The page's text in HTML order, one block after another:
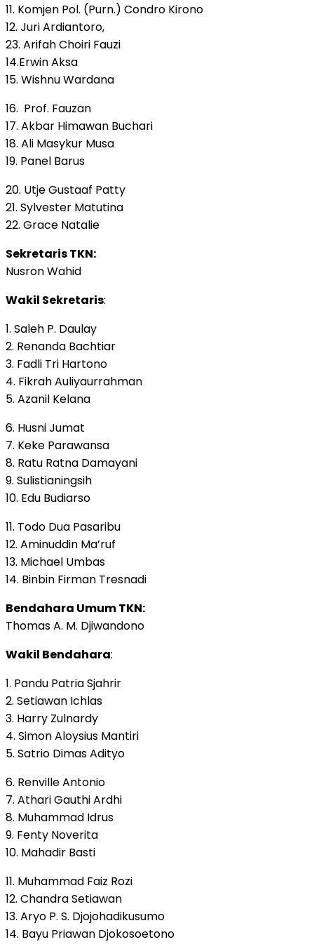
11. Komjen Pol. (Purn.) Condro Kirono
12. Juri Ardiantoro,
23. Arifah Choiri Fauzi
14.Erwin Aksa
15. Wishnu Wardana
16. Prof. Fauzan
17. Akbar Himawan Buchari
18. Ali Masykur Musa
19. Panel Barus
20. Utje Gustaaf Patty
21. Sylvester Matutina
22. Grace Natalie
Sekretaris TKN:
Nusron Wahid
Wakil Sekretaris:
1. Saleh P. Daulay
2. Renanda Bachtiar
3. Fadli Tri Hartono
4. Fikrah Auliyaurrahman
5. Azanil Kelana
6. Husni Jumat
7. Keke Parawansa
8. Ratu Ratna Damayani
9. Sulistianingsih
10. Edu Budiarso
11. Todo Dua Pasaribu
12. Aminuddin Ma’ruf
13. Michael Umbas
14. Binbin Firman Tresnadi
Bendahara Umum TKN:
Thomas A. M. Djiwandono
Wakil Bendahara:
1. Pandu Patria Sjahrir
2. Setiawan Ichlas
3. Harry Zulnardy
4. Simon Aloysius Mantiri
5. Satrio Dimas Adityo
6. Renville Antonio
7. Athari Gauthi Ardhi
8. Muhammad Idrus
9. Fenty Noverita
10. Mahadir Basti
11. Muhammad Faiz Rozi
12. Chandra Setiawan
13. Aryo P. S. Djojohadikusumo
14. Bayu Priawan Djokosoetono